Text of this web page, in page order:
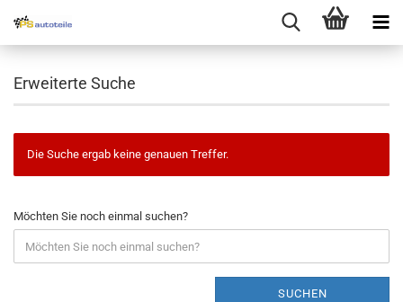
Erweiterte Suche
Die Suche ergab keine genauen Treffer.
Möchten Sie noch einmal suchen?
SUCHEN